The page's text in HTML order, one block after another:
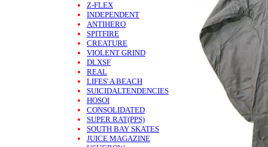
Z-FLEX
INDEPENDENT
ANTIHERO
SPITFIRE
CREATURE
VIOLENT GRIND
DLXSF
REAL
LIFES' A BEACH
SUICIDALTENDENCIES
HOSOI
CONSOLIDATED
SUPER.RAT(PPS)
SOUTH BAY SKATES
JUICE MAGAZINE